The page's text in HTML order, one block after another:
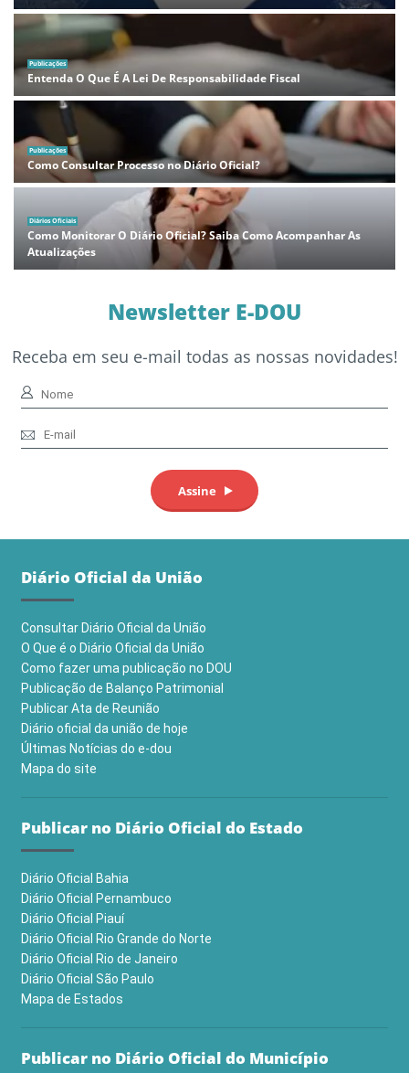
Publicações
Entenda O Que É A Lei De Responsabilidade Fiscal
Publicações
Como Consultar Processo no Diário Oficial?
Diários Oficiais
Como Monitorar O Diário Oficial? Saiba Como Acompanhar As
Atualizações
Newsletter E-DOU
Receba em seu e-mail todas as nossas novidades!
Diário Oficial da União
Consultar Diário Oficial da União
O Que é o Diário Oficial da União
Como fazer uma publicação no DOU
Publicação de Balanço Patrimonial
Publicar Ata de Reunião
Diário oficial da união de hoje
Últimas Notícias do e-dou
Mapa do site
Publicar no Diário Oficial do Estado
Diário Oficial Bahia
Diário Oficial Pernambuco
Diário Oficial Piauí
Diário Oficial Rio Grande do Norte
Diário Oficial Rio de Janeiro
Diário Oficial São Paulo
Mapa de Estados
Publicar no Diário Oficial do Município